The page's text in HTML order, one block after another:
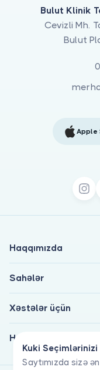
Kuki Seçimlərinizi
Saytımızda sizə
Bulut Klinik
Cevizli Mh.
Bulut
Apple
Haqqımızda
Sahələr
Xəstələr üçün
Həkimlər üçün